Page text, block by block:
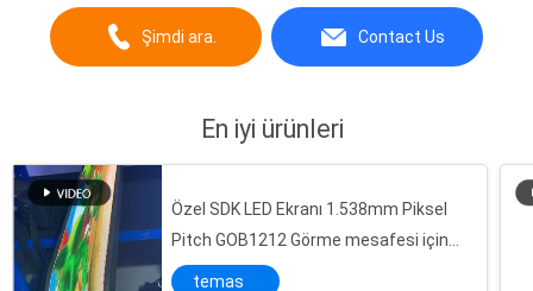
Şimdi ara. Contact Us
En iyi ürünleri
Özel SDK LED Ekranı 1.538mm Piksel
Pitch GOB1212 Görme mesafesi için
yapılandırma ≥1.5m
temas